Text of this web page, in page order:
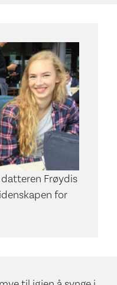
datteren Frøydis
for